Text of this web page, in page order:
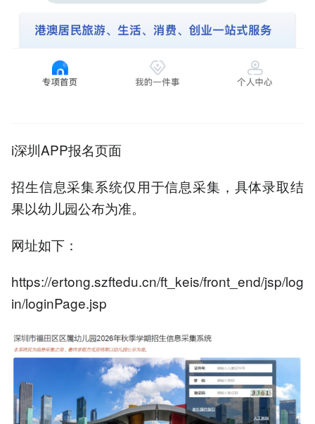
i深圳APP报名页面
招生信息采集系统仅用于信息采集，具体录取结
果以幼儿园公布为准。
网址如下：
https://ertong.szftedu.cn/ft_keis/front_end/jsp/log
in/loginPage.jsp